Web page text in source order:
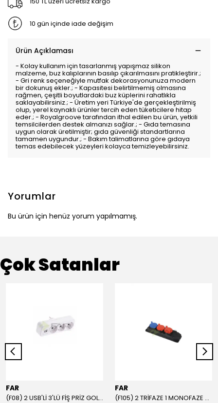
10 gün içinde iade değişim
Ürün Açıklaması
- Kolay kullanım için tasarlanmış yapışmaz silikon
malzeme, buz kalıplarının basılıp çıkarılmasını pratikleştirir.;
- Gri renk seçeneğiyle mutfak dekorasyonunuza modern
bir dokunuş ekler.; - Kapasitesi belirtilmemiş olmasına
rağmen, çeşitli boyutlardaki buz küplerini rahatlıkla
saklayabilirsiniz.; - Üretim yeri Türkiye'de gerçekleştirilmiş
olup, yerel kaynaklı ürünler tercih eden tüketicilere hitap
eder.; - Royalgroove tarafından ithal edilen bu ürün, yetkili
temsilcilerden destek almanızı sağlar.; - Gıda temasına
uygun olarak üretilmiştir; gıda güvenliği standartlarına
tamamen uygundur.; - Bakım talimatlarına göre gıdaya
temas edebilecek yüzeyleri kolayca temizleyebilirsiniz.
Yorumlar
Bu ürün için henüz yorum yapılmamış.
Çok Satanlar
FAR
(F08) 2 USB'Lİ 3'LÜ FİŞ PRİZ GOLYAT
FAR
(F105) 2 TRİFAZE 1 MONOFAZE GRUP PRİZ